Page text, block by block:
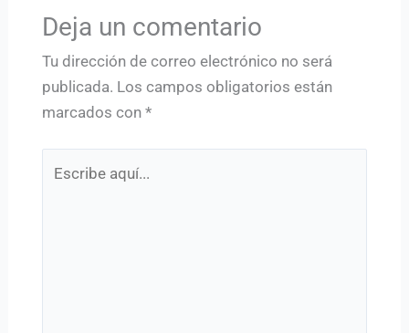
Deja un comentario
Tu dirección de correo electrónico no será
publicada. Los campos obligatorios están
marcados con *